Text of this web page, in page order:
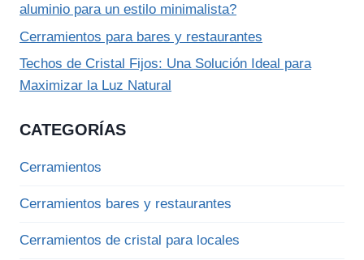
aluminio para un estilo minimalista?
Cerramientos para bares y restaurantes
Techos de Cristal Fijos: Una Solución Ideal para
Maximizar la Luz Natural
CATEGORÍAS
Cerramientos
Cerramientos bares y restaurantes
Cerramientos de cristal para locales